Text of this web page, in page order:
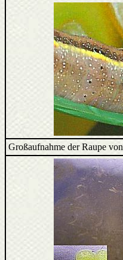
Großaufnahme der Raupe von